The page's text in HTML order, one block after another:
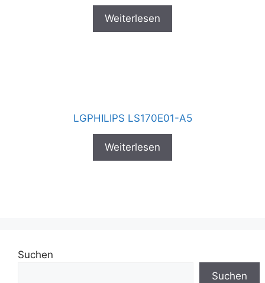
Weiterlesen
LGPHILIPS LS170E01-A5
Weiterlesen
Suchen
Suchen